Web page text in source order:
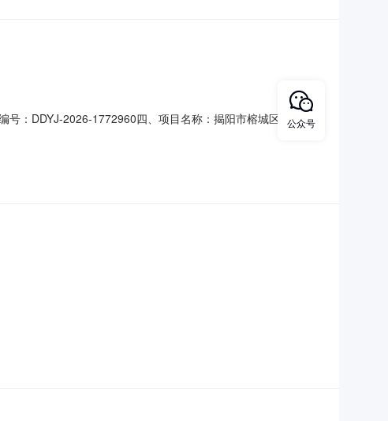
：DDYJ-2026-1772960四、项目名称：揭阳市榕城区归国华
务规格型号（或服务要求）：详见合同主要标的数量：5
公众号